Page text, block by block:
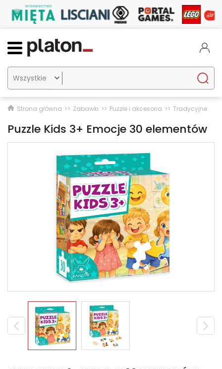

Strona główna Zabawki Puzzle i akcesoria Tradycyjne
Puzzle Kids 3+ Emocje 30 elementów